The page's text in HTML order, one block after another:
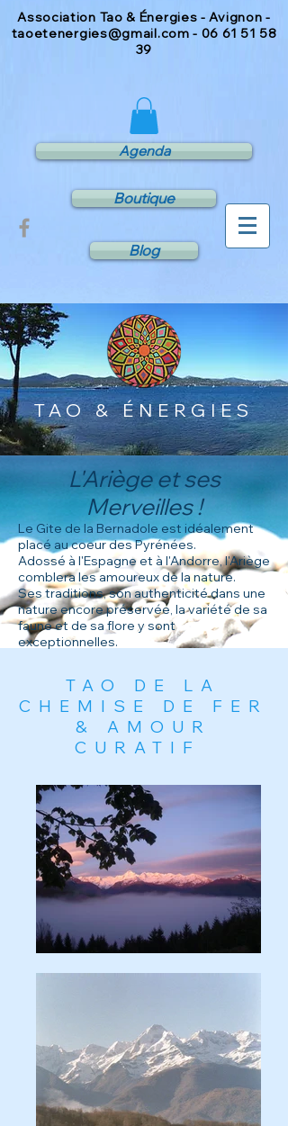
Association Tao & Énergies - Avignon -
taoetenergies@gmail.com - 06 61 51 58
39
Agenda
Boutique
Blog
TAO & ÉNERGIES
L'Ariège et ses
Merveilles !
Le Gite de la Bernadole est idéalement
placé au coeur des Pyrénées.
Adossé à l'Espagne et à l'Andorre, l'Ariège
comblera les amoureux de la nature.
Ses traditions, son authenticité dans une
nature encore préservée, la variété de sa
faune et de sa flore y sont
exceptionnelles.
TAO DE LA
CHEMISE DE FER
& AMOUR
CURATIF